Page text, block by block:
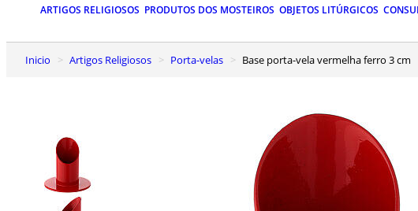
ARTIGOS RELIGIOSOS PRODUTOS DOS MOSTEIROS OBJETOS LITÚRGICOS
Inicio Artigos Religiosos Porta-velas Base porta-vela vermelha ferro 3 cm